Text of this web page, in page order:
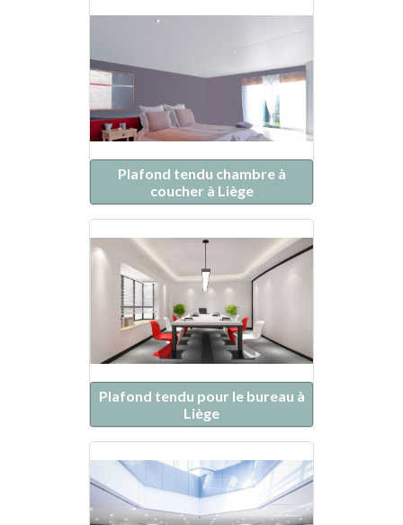
Plafond tendu chambre à
coucher à Liège
Plafond tendu pour le bureau à
Liège